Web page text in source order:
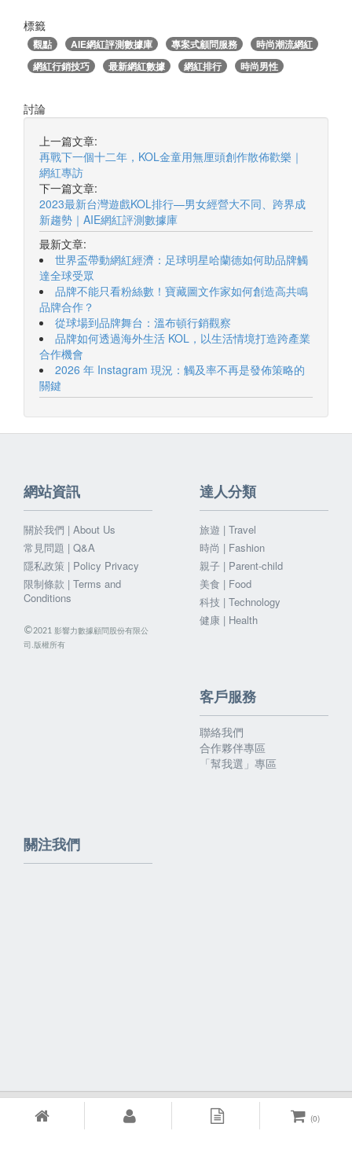
標籤
觀點 AIE網紅評測數據庫 專案式顧問服務
時尚潮流網紅
網紅行銷技巧
最新網紅數據 網紅排行 時尚男性
討論
上一篇文章:
再戰下一個十二年，KOL金童用無厘頭創作散佈歡樂｜
網紅專訪
下一篇文章:
2023最新台灣遊戲KOL排行—男女經營大不同、跨界成
新趨勢｜AIE網紅評測數據庫
最新文章:
世界盃帶動網紅經濟：足球明星哈蘭德如何助品牌觸
達全球受眾
品牌不能只看粉絲數！寶藏圖文作家如何創造高共鳴
品牌合作？
從球場到品牌舞台：溫布頓行銷觀察
品牌如何透過海外生活 KOL，以生活情境打造跨產業
合作機會
2026 年 Instagram 現況：觸及率不再是發佈策略的
關鍵
網站資訊
關於我們 | About Us
常見問題 | Q&A
隱私政策 | Policy Privacy
限制條款 | Terms and
Conditions
©2021 影響力數據顧問股份有限公
司.版權所有
達人分類
旅遊 | Travel
時尚 | Fashion
親子 | Parent-child
美食 | Food
科技 | Technology
健康 | Health
客戶服務
聯絡我們
合作夥伴專區
「幫我選」專區
關注我們
Powered By (0)